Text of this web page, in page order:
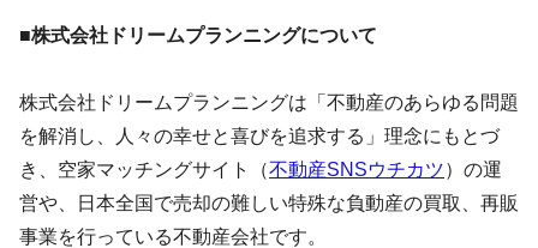
■株式会社ドリームプランニングについて
株式会社ドリームプランニングは「不動産のあらゆる問題
を解消し、人々の幸せと喜びを追求する」理念にもとづ
き、空家マッチングサイト（不動産SNSウチカツ）の運
営や、日本全国で売却の難しい特殊な負動産の買取、再販
事業を行っている不動産会社です。